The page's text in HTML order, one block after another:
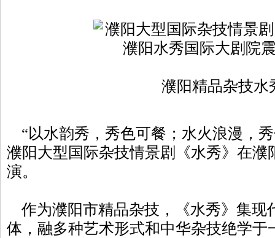
濮阳精品杂技水
“以水韵秀，秀色可餐；水火浪漫，
濮阳大型国际杂技情景剧《水秀》在濮
演。
作为濮阳市精品杂技，《水秀》集现
体，融多种艺术形式和中华杂技绝学于